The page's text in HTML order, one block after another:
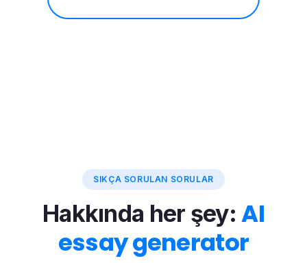
SIKÇA SORULAN SORULAR
Hakkında her şey: AI
essay generator